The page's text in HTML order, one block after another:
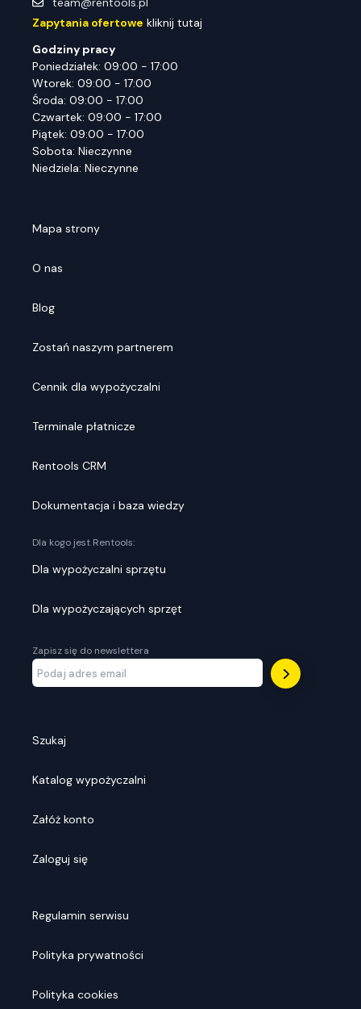
Zapytania ofertowe kliknij tutaj
Godziny pracy
Poniedziałek: 09:00 - 17:00
Wtorek: 09:00 - 17:00
Środa: 09:00 - 17:00
Czwartek: 09:00 - 17:00
Piątek: 09:00 - 17:00
Sobota: Nieczynne
Niedziela: Nieczynne
Mapa strony
O nas
Blog
Zostań naszym partnerem
Cennik dla wypożyczalni
Terminale płatnicze
Rentools CRM
Dokumentacja i baza wiedzy
Dla kogo jest Rentools:
Dla wypożyczalni sprzętu
Dla wypożyczających sprzęt
Zapisz się do newslettera
Szukaj
Katalog wypożyczalni
Załóż konto
Zaloguj się
Regulamin serwisu
Polityka prywatności
Polityka cookies